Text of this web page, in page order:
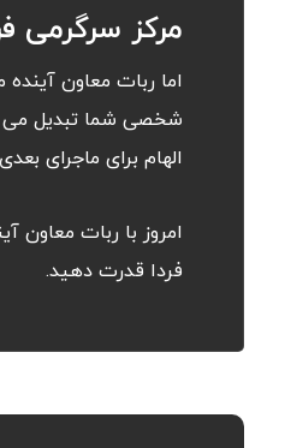
مرکز سرگرمی
اما ربات معاون
شخصی شما تبدیل می
الهام برای ماجرای
امروز با ربات معاون
فردا قدرت دهید.